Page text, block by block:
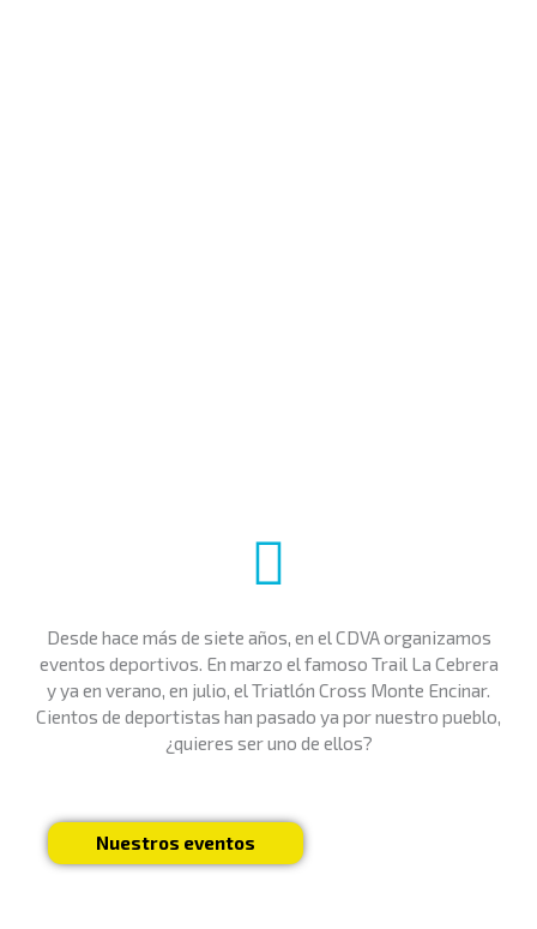
Desde hace más de siete años, en el CDVA organizamos
eventos deportivos. En marzo el famoso Trail La Cebrera
y ya en verano, en julio, el Triatlón Cross Monte Encinar.
Cientos de deportistas han pasado ya por nuestro pueblo,
¿quieres ser uno de ellos?
Nuestros eventos